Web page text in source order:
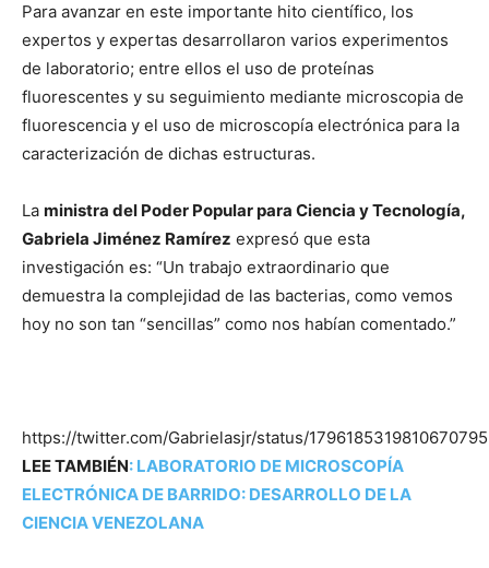
Para avanzar en este importante hito científico, los
expertos y expertas desarrollaron varios experimentos
de laboratorio; entre ellos el uso de proteínas
fluorescentes y su seguimiento mediante microscopia de
fluorescencia y el uso de microscopía electrónica para la
caracterización de dichas estructuras.
La ministra del Poder Popular para Ciencia y Tecnología,
Gabriela Jiménez Ramírez expresó que esta
investigación es: “Un trabajo extraordinario que
demuestra la complejidad de las bacterias, como vemos
hoy no son tan “sencillas” como nos habían comentado.”
https://twitter.com/Gabrielasjr/status/1796185319810670795
LEE TAMBIÉN: LABORATORIO DE MICROSCOPÍA
ELECTRÓNICA DE BARRIDO: DESARROLLO DE LA
CIENCIA VENEZOLANA